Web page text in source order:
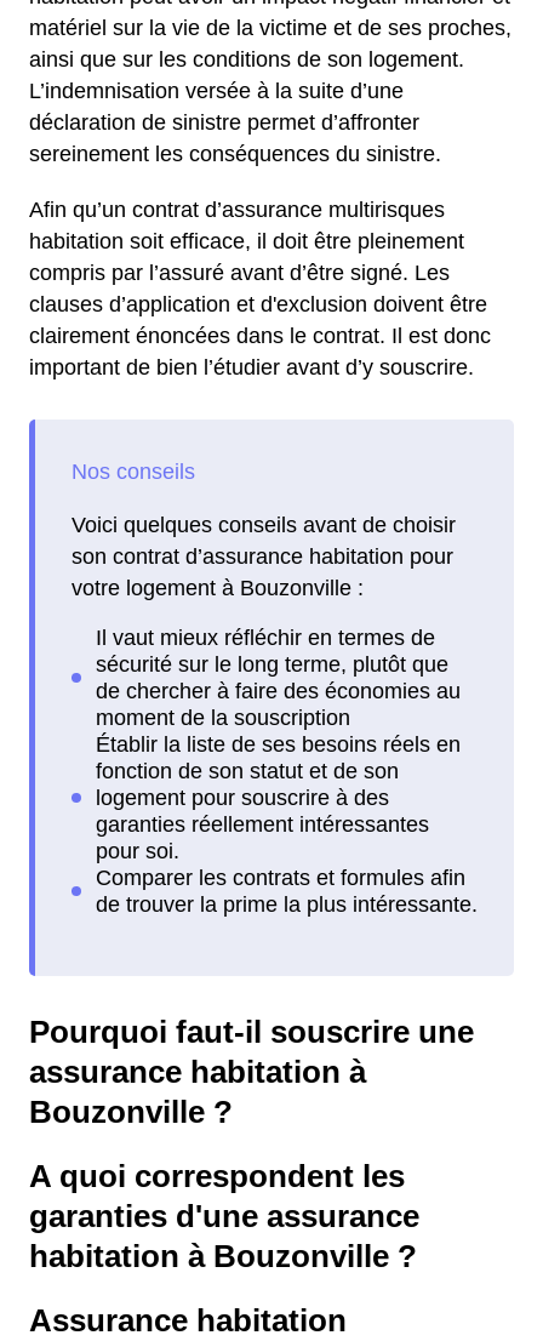
matériel sur la vie de la victime et de ses proches,
ainsi que sur les conditions de son logement.
L’indemnisation versée à la suite d’une
déclaration de sinistre permet d’affronter
sereinement les conséquences du sinistre.
Afin qu’un contrat d’assurance multirisques
habitation soit efficace, il doit être pleinement
compris par l’assuré avant d’être signé. Les
clauses d’application et d'exclusion doivent être
clairement énoncées dans le contrat. Il est donc
important de bien l’étudier avant d’y souscrire.
Voici quelques conseils avant de choisir
son contrat d’assurance habitation pour
votre logement à Bouzonville :
Pourquoi faut-il souscrire une
assurance habitation à
Bouzonville ?
A quoi correspondent les
garanties d'une assurance
habitation à Bouzonville ?
Assurance habitation